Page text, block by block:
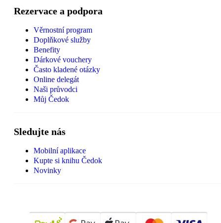
Rezervace a podpora
Věrnostní program
Doplňkové služby
Benefity
Dárkové vouchery
Často kladené otázky
Online delegát
Naši průvodci
Můj Čedok
Sledujte nás
Mobilní aplikace
Kupte si knihu Čedok
Novinky